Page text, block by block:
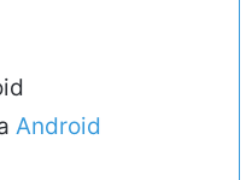
Android